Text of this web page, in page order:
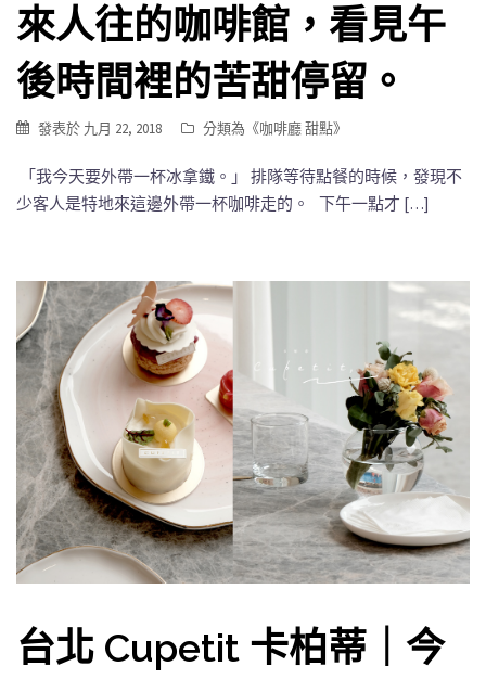
來人往的咖啡館，看見午
後時間裡的苦甜停留。
發表於 九月 22, 2018 分類為《咖啡廳 甜點》
「我今天要外帶一杯冰拿鐵。」 排隊等待點餐的時候，發現不
少客人是特地來這邊外帶一杯咖啡走的。 下午一點才 […]
台北 Cupetit 卡柏蒂｜今